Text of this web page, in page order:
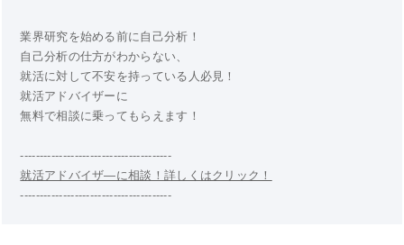
業界研究を始める前に自己分析！
自己分析の仕方がわからない、
就活に対して不安を持っている人必見！
就活アドバイザーに
無料で相談に乗ってもらえます！
---------------------------------------
就活アドバイザ―に相談！詳しくはクリック！
---------------------------------------